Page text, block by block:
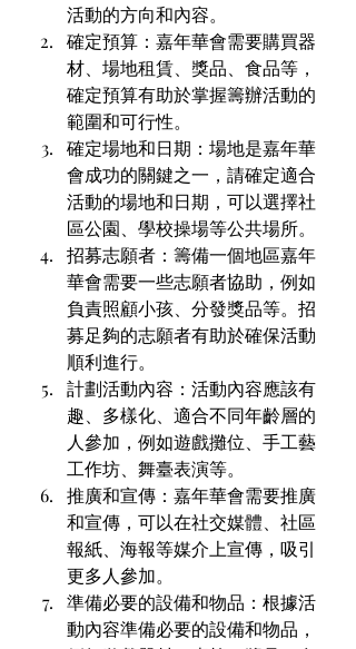
活動的方向和內容。
確定預算：嘉年華會需要購買器
材、場地租賃、獎品、食品等，
確定預算有助於掌握籌辦活動的
範圍和可行性。
確定場地和日期：場地是嘉年華
會成功的關鍵之一，請確定適合
活動的場地和日期，可以選擇社
區公園、學校操場等公共場所。
招募志願者：籌備一個地區嘉年
華會需要一些志願者協助，例如
負責照顧小孩、分發獎品等。招
募足夠的志願者有助於確保活動
順利進行。
計劃活動內容：活動內容應該有
趣、多樣化、適合不同年齡層的
人參加，例如遊戲攤位、手工藝
工作坊、舞臺表演等。
推廣和宣傳：嘉年華會需要推廣
和宣傳，可以在社交媒體、社區
報紙、海報等媒介上宣傳，吸引
更多人參加。
準備必要的設備和物品：根據活
動內容準備必要的設備和物品，